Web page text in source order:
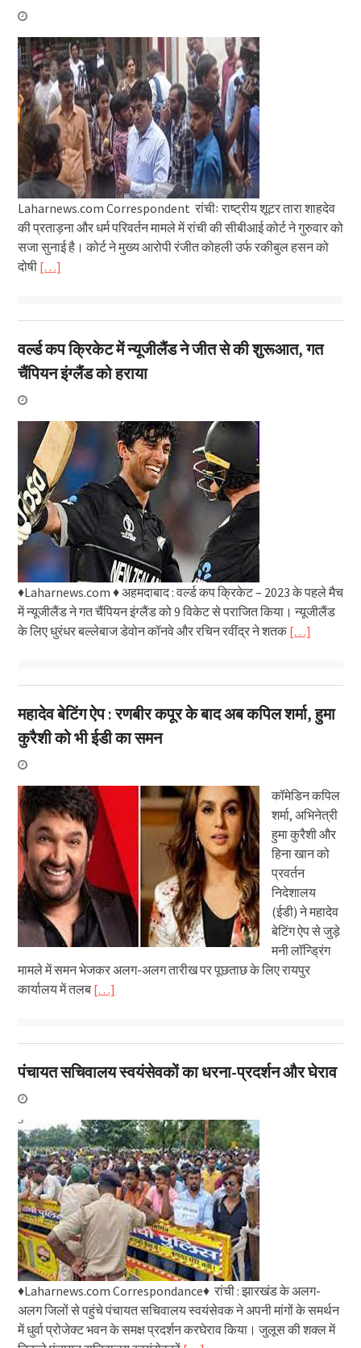
Laharnews.com Correspondent रांचीः राष्ट्रीय शूटर तारा शाहदेव
की प्रताड़ना और धर्म परिवर्तन मामले में रांची की सीबीआई कोर्ट ने गुरुवार को
सजा सुनाई है। कोर्ट ने मुख्य आरोपी रंजीत कोहली उर्फ रकीबुल हसन को
दोषी […]
वर्ल्ड कप क्रिकेट में न्यूजीलैंड ने जीत से की शुरूआत, गत
चैंपियन इंग्लैंड को हराया
♦Laharnews.com ♦ अहमदाबाद : वर्ल्ड कप क्रिकेट – 2023 के पहले मैच
में न्यूजीलैंड ने गत चैंपियन इंग्लैंड को 9 विकेट से पराजित किया। न्यूजीलैंड
के लिए धुरंधर बल्लेबाज डेवोन कॉनवे और रचिन रवींद्र ने शतक […]
महादेव बेटिंग ऐप : रणबीर कपूर के बाद अब कपिल शर्मा, हुमा
कुरैशी को भी ईडी का समन
कॉमेडिन कपिल
शर्मा, अभिनेत्री
हुमा कुरैशी और
हिना खान को
प्रवर्तन
निदेशालय
(ईडी) ने महादेव
बेटिंग ऐप से जुड़े
मनी लॉन्ड्रिंग
मामले में समन भेजकर अलग-अलग तारीख पर पूछताछ के लिए रायपुर
कार्यालय में तलब […]
पंचायत सचिवालय स्वयंसेवकों का धरना-प्रदर्शन और घेराव
♦Laharnews.com Correspondance♦ रांची : झारखंड के अलग-
अलग जिलों से पहुंचे पंचायत सचिवालय स्वयंसेवक ने अपनी मांगों के समर्थन
में धुर्वा प्रोजेक्ट भवन के समक्ष प्रदर्शन करघेराव किया। जुलूस की शक्ल में